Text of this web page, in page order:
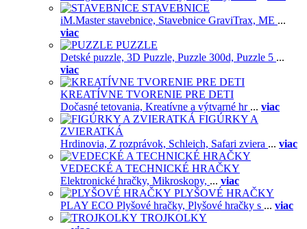
STAVEBNICE
iM.Master stavebnice, Stavebnice GraviTrax, ME ...
viac
PUZZLE
Detské puzzle, 3D Puzzle, Puzzle 300d, Puzzle 5 ...
viac
KREATÍVNE TVORENIE PRE DETI
Dočasné tetovania, Kreatívne a výtvarné hr ... viac
FIGÚRKY A
ZVIERATKÁ
Hrdinovia, Z rozprávok, Schleich, Safari zviera ... viac
VEDECKÉ A TECHNICKÉ HRAČKY
Elektronické hračky, Mikroskopy, ... viac
PLYŠOVÉ HRAČKY
PLAY ECO Plyšové hračky, Plyšové hračky s ... viac
TROJKOLKY